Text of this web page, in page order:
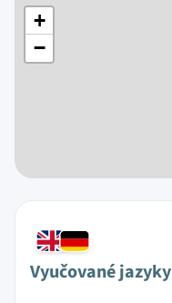
+
−
Vyučované jazyky